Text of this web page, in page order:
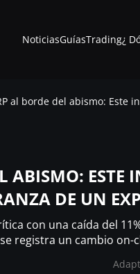
NoticiasGuíasTrading¿
al borde del abismo: Este
ABISMO:
DE UN
con una caída del
registra un cambio